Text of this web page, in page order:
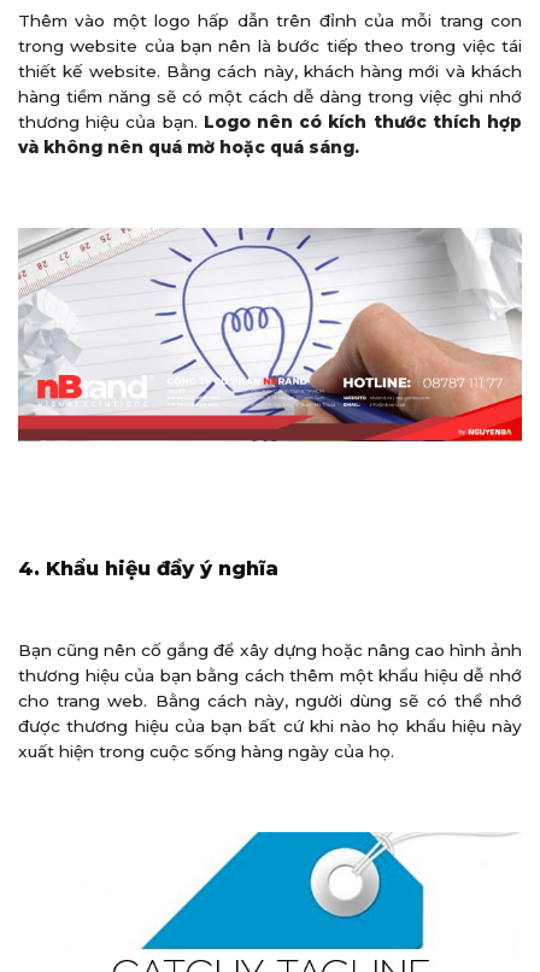
Thêm vào một logo hấp dẫn trên đỉnh của mỗi trang con
trong website của bạn nên là bước tiếp theo trong việc tái
thiết kế website. Bằng cách này, khách hàng mới và khách
hàng tiềm năng sẽ có một cách dễ dàng trong việc ghi nhớ
thương hiệu của bạn. Logo nên có kích thước thích hợp
và không nên quá mờ hoặc quá sáng.
4. Khẩu hiệu đầy ý nghĩa
Bạn cũng nên cố gắng để xây dựng hoặc nâng cao hình ảnh
thương hiệu của bạn bằng cách thêm một khẩu hiệu dễ nhớ
cho trang web. Bằng cách này, người dùng sẽ có thể nhớ
được thương hiệu của bạn bất cứ khi nào họ khẩu hiệu này
xuất hiện trong cuộc sống hàng ngày của họ.